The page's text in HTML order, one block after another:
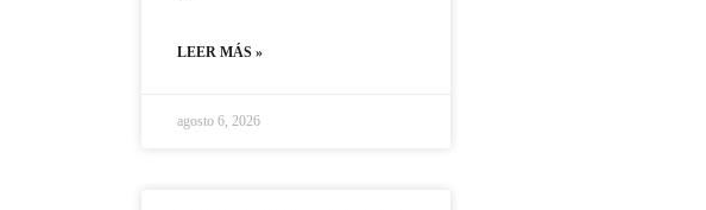
LEER MÁS »
agosto 6, 2026